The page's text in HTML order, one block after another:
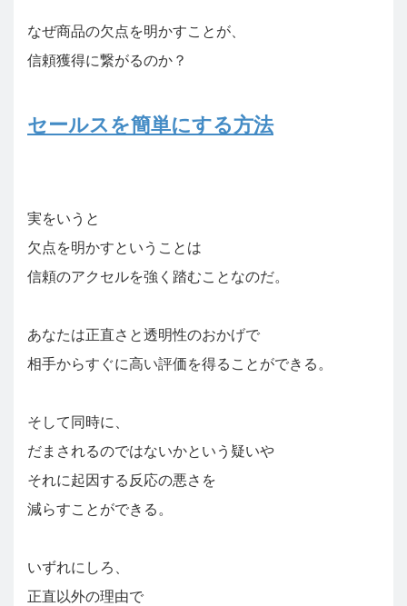
なぜ商品の欠点を明かすことが、
信頼獲得に繋がるのか？
セールスを簡単にする方法
実をいうと
欠点を明かすということは
信頼のアクセルを強く踏むことなのだ。
あなたは正直さと透明性のおかげで
相手からすぐに高い評価を得ることができる。
そして同時に、
だまされるのではないかという疑いや
それに起因する反応の悪さを
減らすことができる。
いずれにしろ、
正直以外の理由で